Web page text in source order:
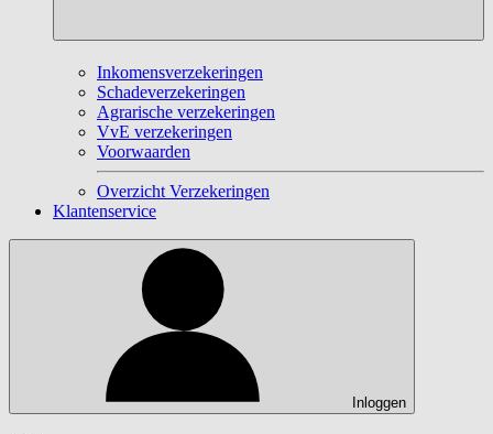
Inkomensverzekeringen
Schadeverzekeringen
Agrarische verzekeringen
VvE verzekeringen
Voorwaarden
Overzicht Verzekeringen
Klantenservice
Inloggen